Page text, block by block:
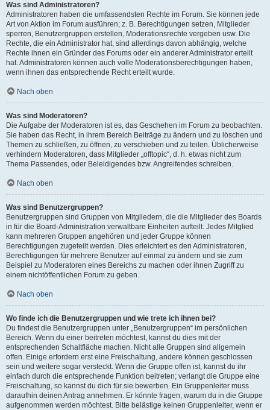
Was sind Administratoren?
Administratoren haben die umfassendsten Rechte im Forum. Sie können jede
Art von Aktion im Forum ausführen; z. B. Berechtigungen setzen, Mitglieder
sperren, Benutzergruppen erstellen, Moderationsrechte vergeben usw. Die
Rechte, die ein Administrator hat, sind allerdings davon abhängig, welche
Rechte ihnen ein Gründer des Forums oder ein anderer Administrator erteilt
hat. Administratoren können auch volle Moderationsberechtigungen haben,
wenn ihnen das entsprechende Recht erteilt wurde.
Nach oben
Was sind Moderatoren?
Die Aufgabe der Moderatoren ist es, das Geschehen im Forum zu beobachten.
Sie haben das Recht, in ihrem Bereich Beiträge zu ändern und zu löschen und
Themen zu schließen, zu öffnen, zu verschieben und zu teilen. Üblicherweise
verhindern Moderatoren, dass Mitglieder „offtopic“, d. h. etwas nicht zum
Thema Passendes, oder Beleidigendes bzw. Angreifendes schreiben.
Nach oben
Was sind Benutzergruppen?
Benutzergruppen sind Gruppen von Mitgliedern, die die Mitglieder des Boards
in für die Board-Administration verwaltbare Einheiten aufteilt. Jedes Mitglied
kann mehreren Gruppen angehören und jeder Gruppe können
Berechtigungen zugeteilt werden. Dies erleichtert es den Administratoren,
Berechtigungen für mehrere Benutzer auf einmal zu ändern und sie zum
Beispiel zu Moderatoren eines Bereichs zu machen oder ihnen Zugriff zu
einem nichtöffentlichen Forum zu geben.
Nach oben
Wo finde ich die Benutzergruppen und wie trete ich ihnen bei?
Du findest die Benutzergruppen unter „Benutzergruppen“ im persönlichen
Bereich. Wenn du einer beitreten möchtest, kannst du dies mit der
entsprechenden Schaltfläche machen. Nicht alle Gruppen sind allgemein
offen. Einige erfordern erst eine Freischaltung, andere können geschlossen
sein und weitere sogar versteckt. Wenn die Gruppe offen ist, kannst du ihr
einfach durch die entsprechende Funktion beitreten; verlangt die Gruppe eine
Freischaltung, so kannst du dich für sie bewerben. Ein Gruppenleiter muss
daraufhin deinen Antrag annehmen. Er könnte fragen, warum du in die Gruppe
aufgenommen werden möchtest. Bitte belästige keinen Gruppenleiter, wenn er